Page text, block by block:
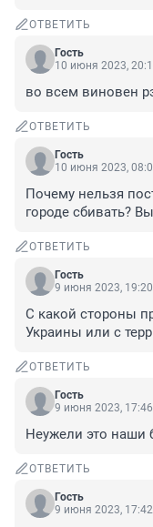
ОТВЕТИТЬ
Гость
10 июня 2023,
во всем виновен
ОТВЕТИТЬ
Гость
10 июня 2023,
Почему нельзя
городе сбивать?
ОТВЕТИТЬ
Гость
9 июня 2023, 19:20
С какой стороны
Украины или с
ОТВЕТИТЬ
Гость
9 июня 2023, 17:46
Неужели это наши
ОТВЕТИТЬ
Гость
9 июня 2023, 17:42